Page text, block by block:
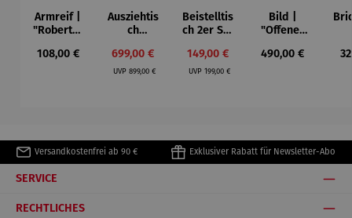
Armreif |
"Roberta"
Mütz
Regulärer Preis:
108,00 €
Ausziehtis
ch
– Valor
Verkaufspreis:
699,00 €
UVPRegulärer Preis:
899,00 €
Beistelltis
ch 2er Set
Verkaufspreis:
149,00 €
UVP Regulärer Preis:
199,00 €
Bild |
"Offenes
Collioure"
Regulärer Preis:
490,00 €
Versandkostenfrei ab 90 € Exklusiver Rabatt für Newsletter-Abo
SERVICE
RECHTLICHES